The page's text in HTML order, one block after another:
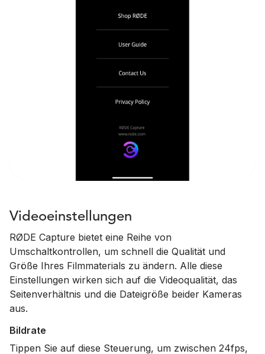
Videoeinstellungen
RØDE Capture bietet eine Reihe von
Umschaltkontrollen, um schnell die Qualität und
Größe Ihres Filmmaterials zu ändern. Alle diese
Einstellungen wirken sich auf die Videoqualität, das
Seitenverhältnis und die Dateigröße beider Kameras
aus.
Bildrate
Tippen Sie auf diese Steuerung, um zwischen 24fps,